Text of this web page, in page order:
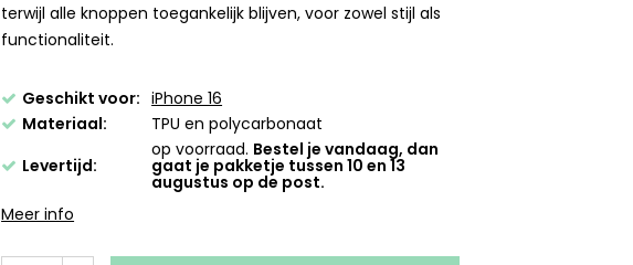
terwijl alle knoppen toegankelijk blijven, voor zowel stijl als
functionaliteit.
Geschikt voor: iPhone 16
Materiaal:
TPU en polycarbonaat
Levertijd:
op voorraad. Bestel je vandaag, dan
gaat je pakketje tussen 10 en 13
augustus op de post.
Meer info